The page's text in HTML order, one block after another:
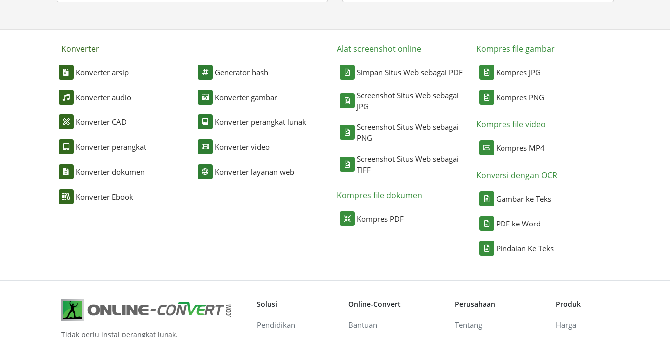
Konverter
Konverter arsip
Konverter audio
Konverter CAD
Konverter perangkat
Konverter dokumen
Konverter Ebook
Generator hash
Konverter gambar
Konverter perangkat lunak
Konverter video
Konverter layanan web
Alat screenshot online
Simpan Situs Web sebagai PDF
Screenshot Situs Web sebagai
JPG
Screenshot Situs Web sebagai
PNG
Screenshot Situs Web sebagai
TIFF
Kompres file dokumen
Kompres PDF
Kompres file gambar
Kompres JPG
Kompres PNG
Kompres file video
Kompres MP4
Konversi dengan OCR
Gambar ke Teks
PDF ke Word
Pindaian Ke Teks
Tidak perlu instal perangkat lunak.
Solusi
Pendidikan
Online-Convert
Bantuan
Perusahaan
Tentang
Produk
Harga